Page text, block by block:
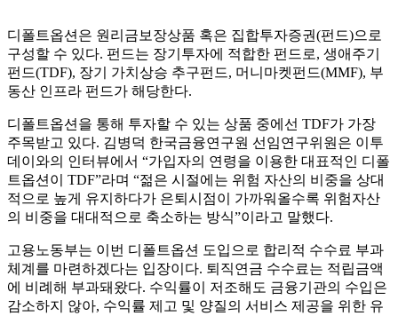
디폴트옵션은 원리금보장상품 혹은 집합투자증권(펀드)으로
구성할 수 있다. 펀드는 장기투자에 적합한 펀드로, 생애주기
펀드(TDF), 장기 가치상승 추구펀드, 머니마켓펀드(MMF), 부
동산 인프라 펀드가 해당한다.
디폴트옵션을 통해 투자할 수 있는 상품 중에선 TDF가 가장
주목받고 있다. 김병덕 한국금융연구원 선임연구위원은 이투
데이와의 인터뷰에서 “가입자의 연령을 이용한 대표적인 디폴
트옵션이 TDF”라며 “젊은 시절에는 위험 자산의 비중을 상대
적으로 높게 유지하다가 은퇴시점이 가까워올수록 위험자산
의 비중을 대대적으로 축소하는 방식”이라고 말했다.
고용노동부는 이번 디폴트옵션 도입으로 합리적 수수료 부과
체계를 마련하겠다는 입장이다. 퇴직연금 수수료는 적립금액
에 비례해 부과돼왔다. 수익률이 저조해도 금융기관의 수입은
감소하지 않아, 수익률 제고 및 양질의 서비스 제공을 위한 유